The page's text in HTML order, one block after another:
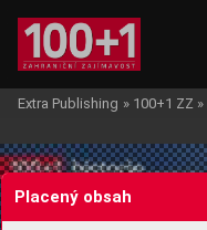
Extra Publishing » 100+1 ZZ »
Placený obsah